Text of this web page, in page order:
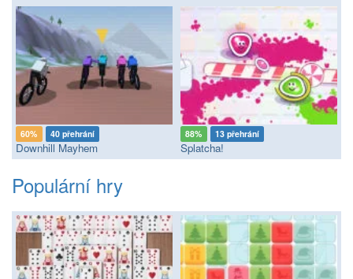
60% 40 přehrání
Downhill Mayhem
88% 13 přehrání
Splatcha!
Populární hry